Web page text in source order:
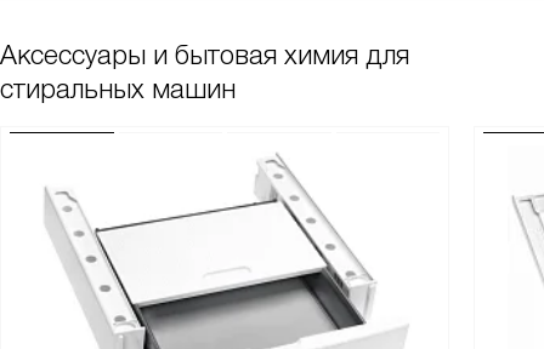
Аксессуары и бытовая химия для
стиральных машин